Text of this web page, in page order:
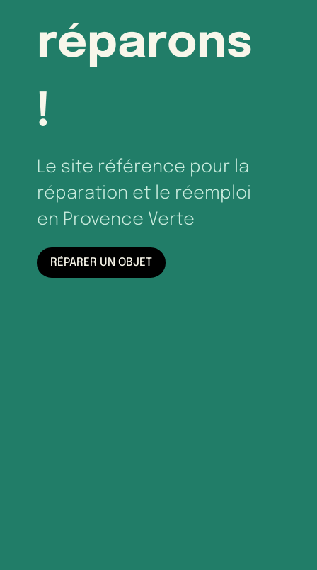
réparons
!
Le site référence pour la
réparation et le réemploi
en Provence Verte
RÉPARER UN OBJET